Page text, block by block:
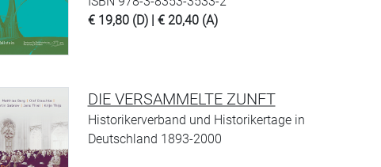
€ 19,80 (D) | € 20,40 (A)
DIE VERSAMMELTE ZUNFT
Historikerverband und Historikertage in
Deutschland 1893-2000